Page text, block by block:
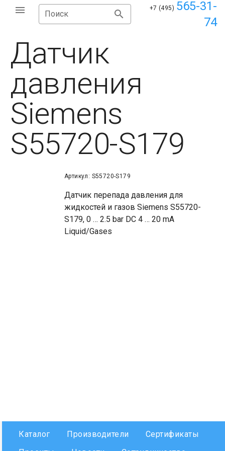
Поиск
+7 (495) 565-31-
74
Датчик
давления
Siemens
S55720-S179
Артикул: S55720-S179
Датчик перепада давления для
жидкостей и газов Siemens S55720-
S179, 0 … 2.5 bar DC 4 … 20 mA
Liquid/Gases
Каталог Производители
Сертификаты